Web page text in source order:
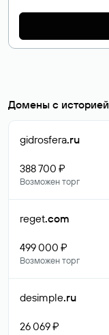
Домены с историей
gidrosfera.ru
388 700 ₽
Возможен торг
reget.com
499 000 ₽
Возможен торг
desimple.ru
26 069 ₽